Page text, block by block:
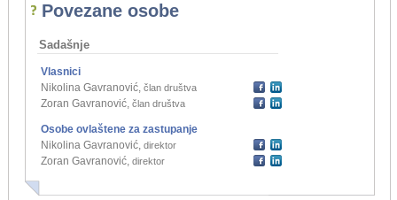
Povezane osobe
Sadašnje
Vlasnici
Nikolina Gavranović, član društva
Zoran Gavranović, član društva
Osobe ovlaštene za zastupanje
Nikolina Gavranović, direktor
Zoran Gavranović, direktor